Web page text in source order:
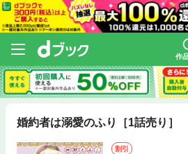
作
婚約者は溺愛のふり［1話売り
割引